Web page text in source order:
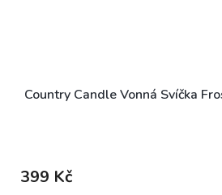
Country Candle Vonná Svíčka
produktu
je
399 Kč